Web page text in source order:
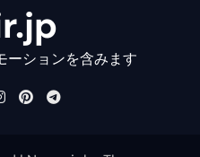
ーションを含みます